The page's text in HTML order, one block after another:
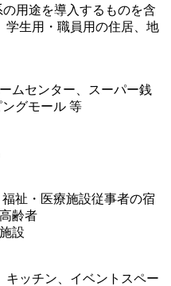
用途を導入するものを含
学生用・職員用の住居、地
ムセンター、スーパー銭
グモール 等
祉・医療施設従事者の宿
齢者
設
キッチン、イベントスペー